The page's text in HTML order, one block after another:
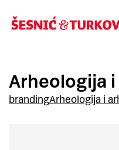
Arheologija
brandingArheologija i